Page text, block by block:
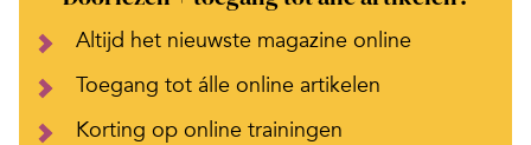
Altijd het nieuwste magazine online
Toegang tot álle online artikelen
Korting op online trainingen